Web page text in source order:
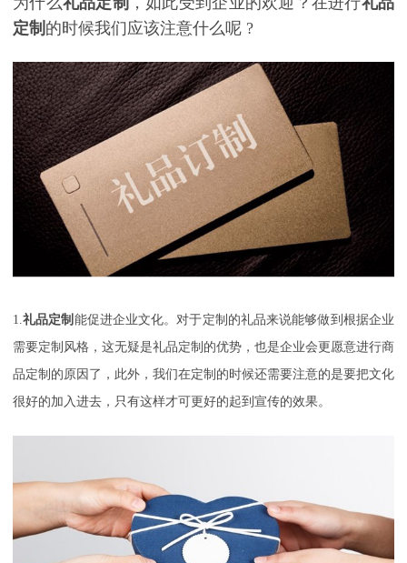
定制 的时候我们应该注意什么呢 ?
1. 礼品定制 能促进企业文化。对于定制的礼品来说能够做到根据企业
需要定制风格，这无疑是礼品定制的优势，也是企业会更愿意进行商
品定制的原因了，此外，我们在定制的时候还需要注意的是要把文化
很好的加入进去，只有这样才可更好的起到宣传的效果。